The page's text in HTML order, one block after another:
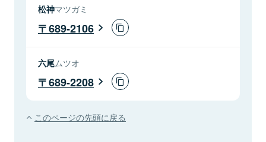
松神マツガミ
689-2106
六尾ムツオ
689-2208
このページの先頭に戻る